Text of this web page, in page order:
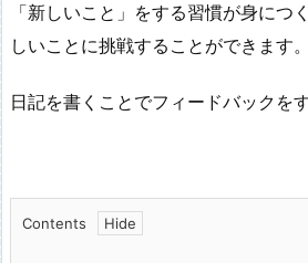
「新しいこと」をする習慣が身につ
しいことに挑戦することができます。
日記を書くことでフィードバックを
Contents